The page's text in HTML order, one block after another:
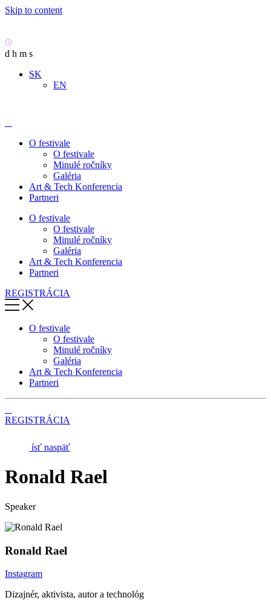
Skip to content
d h m s
SK
EN
O festivale
O festivale
Minulé ročníky
Galéria
Art & Tech Konferencia
Partneri
O festivale
O festivale
Minulé ročníky
Galéria
Art & Tech Konferencia
Partneri
REGISTRÁCIA
O festivale
O festivale
Minulé ročníky
Galéria
Art & Tech Konferencia
Partneri
REGISTRÁCIA
ísť naspäť
Ronald Rael
Speaker
Ronald Rael
Instagram
Dizajnér, aktivista, autor a technológ